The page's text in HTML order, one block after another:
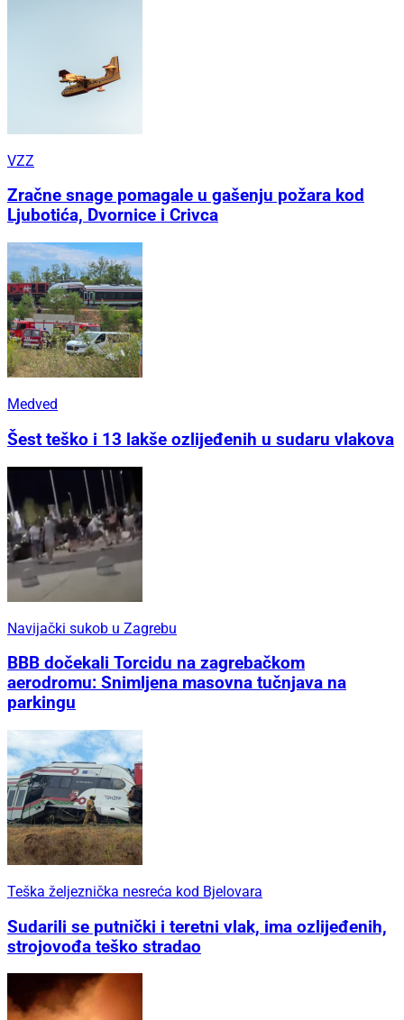
VZZ
Zračne snage pomagale u gašenju požara kod
Ljubotića, Dvornice i Crivca
Medved
Šest teško i 13 lakše ozlijeđenih u sudaru vlakova
Navijački sukob u Zagrebu
BBB dočekali Torcidu na zagrebačkom
aerodromu: Snimljena masovna tučnjava na
parkingu
Teška željeznička nesreća kod Bjelovara
Sudarili se putnički i teretni vlak, ima ozlijeđenih,
strojovođa teško stradao